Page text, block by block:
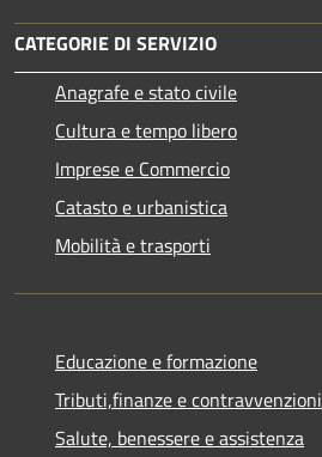
CATEGORIE DI SERVIZIO
Anagrafe e stato civile
Cultura e tempo libero
Imprese e Commercio
Catasto e urbanistica
Mobilità e trasporti
Educazione e formazione
Tributi,finanze e contravvenzioni
Salute, benessere e assistenza